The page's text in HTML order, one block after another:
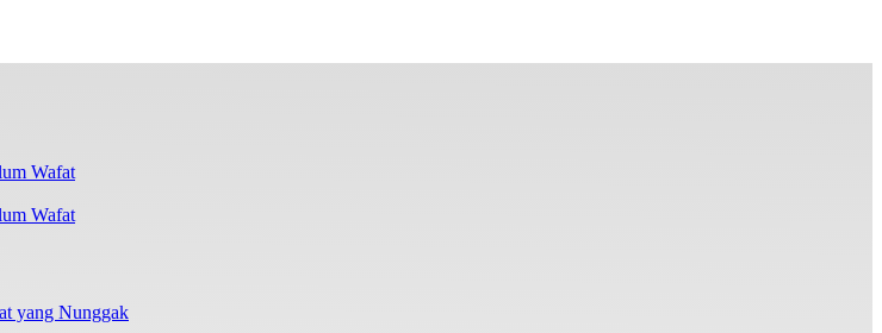
Wafat
yang Nunggak